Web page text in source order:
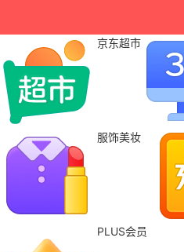
京东超市
服饰美妆
PLUS会员